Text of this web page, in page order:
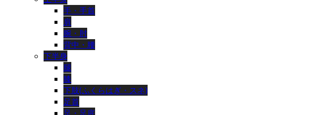
手・手首
肩
腕・肘
背中・腰
下半身
腿
膝
下肢(ふくらはぎ・スネ)
足首